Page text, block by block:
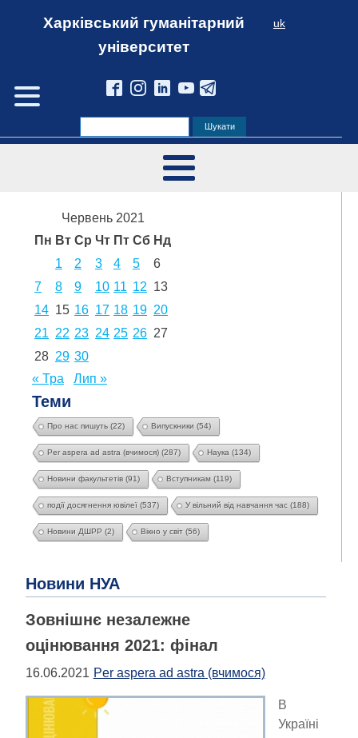
Харківський гуманітарний
університет
uk
Червень 2021
Пн Вт Ср Чт Пт Сб Нд
1
2 3 4 5
6
7
8 9 10 11 12 13
14 15 16 17 18 19 20
21 22 23 24 25 26 27
28 29 30
« Тра
Лип »
Теми
Про нас пишуть (22) Випускники (54)
Per aspera ad astra (вчимося) (287) Наука (134)
Новини факультетів (91) Вступникам (119)
події досягнення ювілеї (537) У вільний від навчання час (188)
Новини ДШРР (2) Вікно у світ (56)
Новини НУА
Зовнішнє незалежне
оцінювання 2021: фінал
16.06.2021 Per aspera ad astra (вчимося)
В
Україні